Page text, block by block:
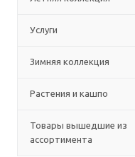
Услуги
Зимняя коллекция
Растения и кашпо
Товары вышедшие из
ассортимента